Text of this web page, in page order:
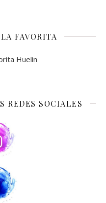
FAVORITA
REDES SOCIALES